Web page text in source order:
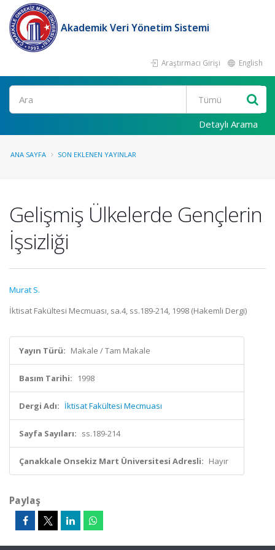
Akademik Veri Yönetim Sistemi
Araştırmacı Girişi English
Ara
Detaylı Arama
ANA SAYFA SON EKLENEN YAYINLAR
Gelişmiş Ülkelerde Gençlerin
İşsizliği
Murat S.
İktisat Fakültesi Mecmuası, sa.4, ss.189-214, 1998 (Hakemli Dergi)
Yayın Türü: Makale / Tam Makale
Basım Tarihi: 1998
Dergi Adı: İktisat Fakültesi Mecmuası
Sayfa Sayıları: ss.189-214
Çanakkale Onsekiz Mart Üniversitesi Adresli: Hayır
Paylaş